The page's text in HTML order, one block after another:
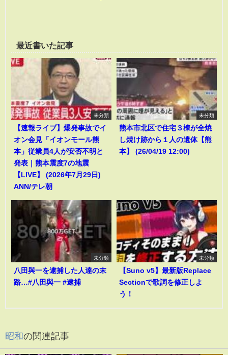
最近書いた記事
未分類
【速報ライブ】爆発事故でイ
オン会見「イオンモール熊
本」従業員4人が安否不明と
発表｜熊本震度7の地震
【LIVE】 (2026年7月29日)
ANN/テレ朝
未分類
熊本市北区で住宅３棟が全焼
し焼け跡から１人の遺体【熊
本】 (26/04/19 12:00)
未分類
八田與一を逮捕した人達の末
路…#八田與一 #逮捕
未分類
【Suno v5】最新版Replace
Sectionで歌詞を修正しよ
う！
昭和の関連記事